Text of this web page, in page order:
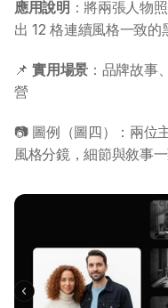
應用說明 ：將兩張人物
出 12 格連續風格一致的
📌 實用場景 ：品牌故事
營
📷 圖例（圖四）：兩位
風格分鏡，細節與敘事